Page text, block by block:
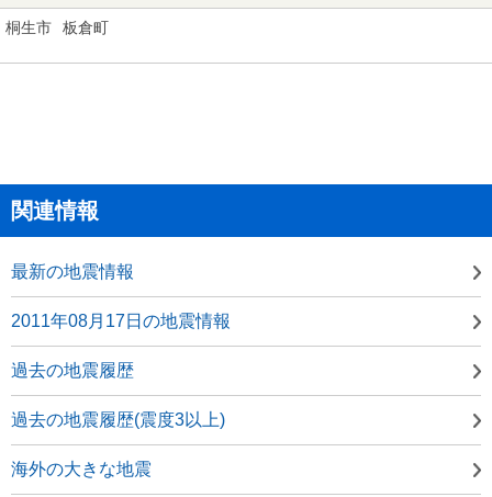
桐生市 板倉町
関連情報
最新の地震情報
2011年08月17日の地震情報
過去の地震履歴
過去の地震履歴(震度3以上)
海外の大きな地震